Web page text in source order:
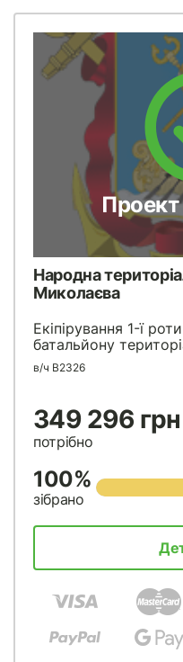
Народна
Миколаєва
Екіпірування 1-ї
батальйону
в/ч В2326
349 296 грн
потрібно
100%
зібрано